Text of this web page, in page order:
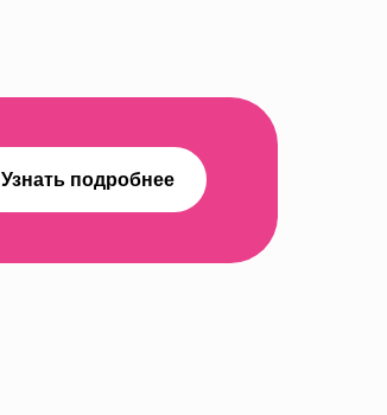
Узнать подробнее